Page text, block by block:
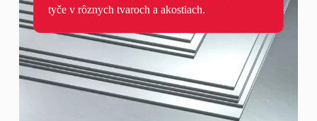
tyče v rôznych tvaroch a akostiach.